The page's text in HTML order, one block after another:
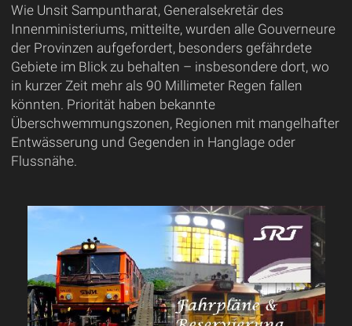
Wie Unsit Sampuntharat, Generalsekretär des
Innenministeriums, mitteilte, wurden alle Gouverneure
der Provinzen aufgefordert, besonders gefährdete
Gebiete im Blick zu behalten – insbesondere dort, wo
in kurzer Zeit mehr als 90 Millimeter Regen fallen
könnten. Priorität haben bekannte
Überschwemmungszonen, Regionen mit mangelhafter
Entwässerung und Gegenden in Hanglage oder
Flussnähe.